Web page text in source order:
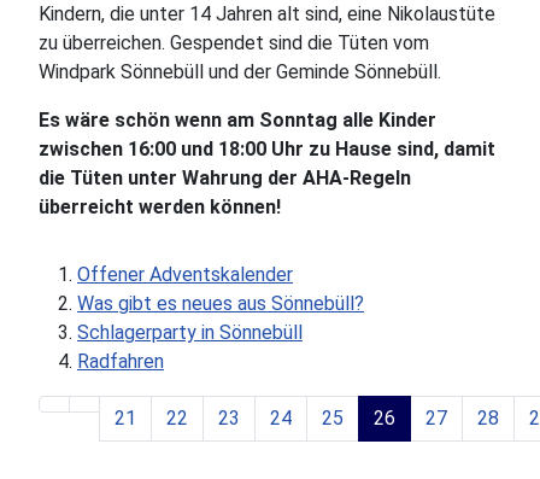
Kindern, die unter 14 Jahren alt sind, eine Nikolaustüte
zu überreichen. Gespendet sind die Tüten vom
Windpark Sönnebüll und der Geminde Sönnebüll.
Es wäre schön wenn am Sonntag alle Kinder
zwischen 16:00 und 18:00 Uhr zu Hause sind, damit
die Tüten unter Wahrung der AHA-Regeln
überreicht werden können!
Offener Adventskalender
Was gibt es neues aus Sönnebüll?
Schlagerparty in Sönnebüll
Radfahren
Seite 26 von 45
21 22 23 24 25 26 27 28